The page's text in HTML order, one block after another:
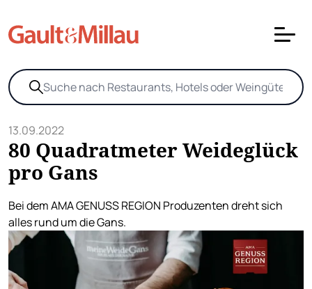
13.09.2022
80 Quadratmeter Weideglück
pro Gans
Bei dem AMA GENUSS REGION Produzenten dreht sich
alles rund um die Gans.